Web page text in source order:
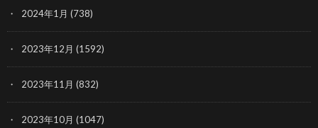
2024年1月 (738)
2023年12月 (1592)
2023年11月 (832)
2023年10月 (1047)